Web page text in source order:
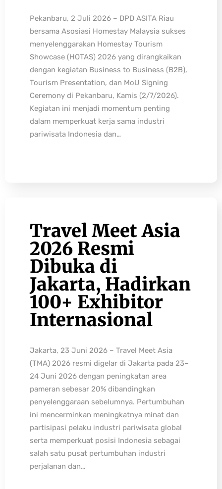
Pekanbaru, 2 Juli 2026 – DPD ASITA Riau
bersama Asosiasi Homestay Malaysia sukses
menyelenggarakan Homestay Tourism
Showcase (HOTAS) 2026 yang dirangkaikan
dengan kegiatan Business to Business (B2B),
Tourism Presentation, dan MoU Signing
Ceremony di Pekanbaru, Kamis (2/7/2026).
Kegiatan ini menjadi momentum penting
dalam memperkuat kerja sama industri
pariwisata Indonesia dan…
Travel Meet Asia
2026 Resmi
Dibuka di
Jakarta, Hadirkan
100+ Exhibitor
Internasional
Jakarta, 23 Juni 2026 – Travel Meet Asia
(TMA) 2026 resmi digelar di Jakarta pada 23–
24 Juni 2026 dengan peningkatan area
pameran sebesar 20% dibandingkan
penyelenggaraan sebelumnya. Pertumbuhan
ini mencerminkan meningkatnya minat dan
partisipasi pelaku industri pariwisata global
serta memperkuat posisi Indonesia sebagai
salah satu pusat pertumbuhan industri
perjalanan dan…